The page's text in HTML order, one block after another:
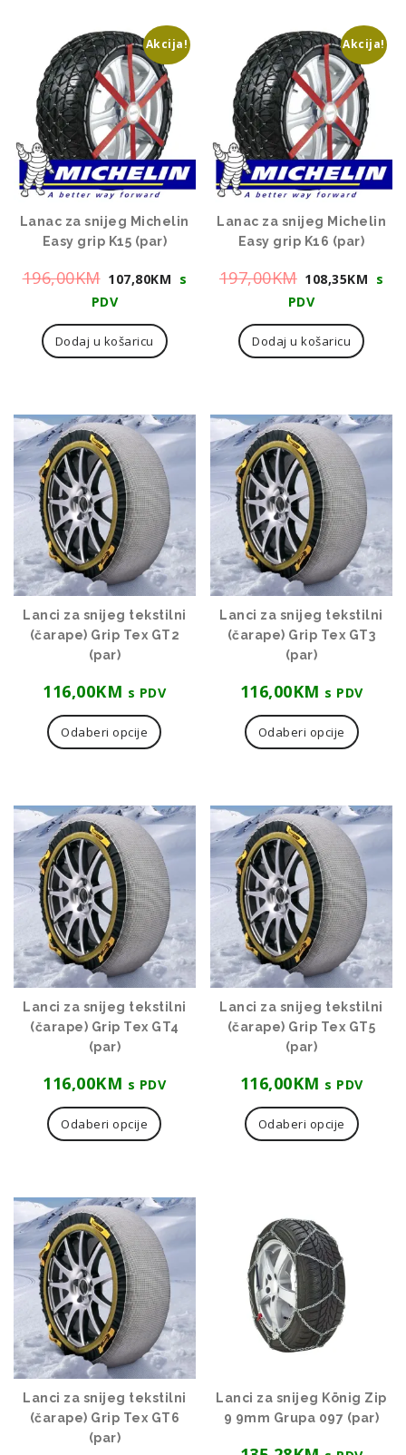
Akcija!
Lanac za snijeg Michelin
Easy grip K15 (par)
196,00KM Izvorna
cijena
bila
je:
107,80KM Trenutna
107,80KM.
s
PDV
Dodaj u košaricu
Akcija!
Lanac za snijeg Michelin
Easy grip K16 (par)
197,00KM Izvorna
cijena
bila
je:
108,35KM s
PDV
Dodaj u košaricu
Lanci za snijeg tekstilni
(čarape) Grip Tex GT2
(par)
116,00KM s PDV
Odaberi opcije
proizvod
Opcije
se
mogu
odabrati
na
stranici
proizvoda
Lanci za snijeg tekstilni
(čarape) Grip Tex GT3
(par)
116,00KM s PDV
Odaberi opcije
Opcije
se
mogu
na
stranici
Lanci za snijeg tekstilni
(čarape) Grip Tex GT4
(par)
116,00KM s PDV
Odaberi opcije
proizvod
Opcije
se
mogu
odabrati
na
stranici
proizvoda
Lanci za snijeg tekstilni
(čarape) Grip Tex GT5
(par)
116,00KM s PDV
Odaberi opcije
Lanci za snijeg tekstilni
(čarape) Grip Tex GT6
(par)
Lanci za snijeg König Zip
9 9mm Grupa 097 (par)